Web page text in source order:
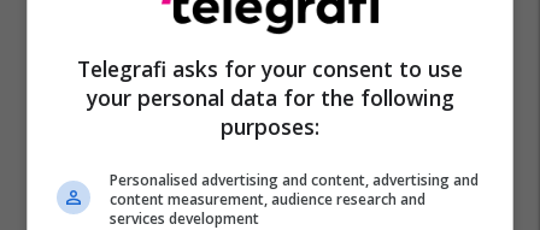
Telegrafi asks for your consent to use
your personal data for the following
purposes:
Personalised advertising and content, advertising and
content measurement, audience research and
services development